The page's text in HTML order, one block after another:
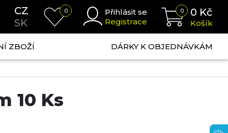
CZ
SK
0
Přihlásit se
Registrace
0 0 Kč
Košík
ZBOŽÍ DÁRKY K OBJEDNÁVKÁM
10 Ks